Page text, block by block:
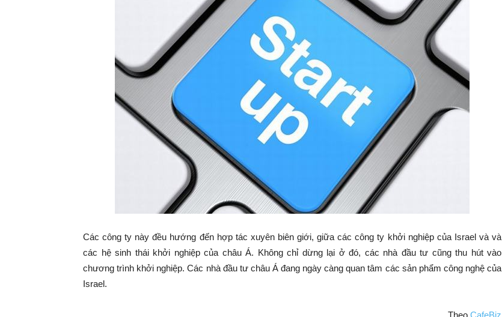
Các công ty này đều hướng đến hợp tác xuyên biên giới, giữa các công ty khởi nghiệp của Israel và và
các hệ sinh thái khởi nghiệp của châu Á. Không chỉ dừng lại ở đó, các nhà đầu tư cũng thu hút vào
chương trình khởi nghiệp. Các nhà đầu tư châu Á đang ngày càng quan tâm các sản phẩm công nghệ của
Israel.
Theo CafeBiz